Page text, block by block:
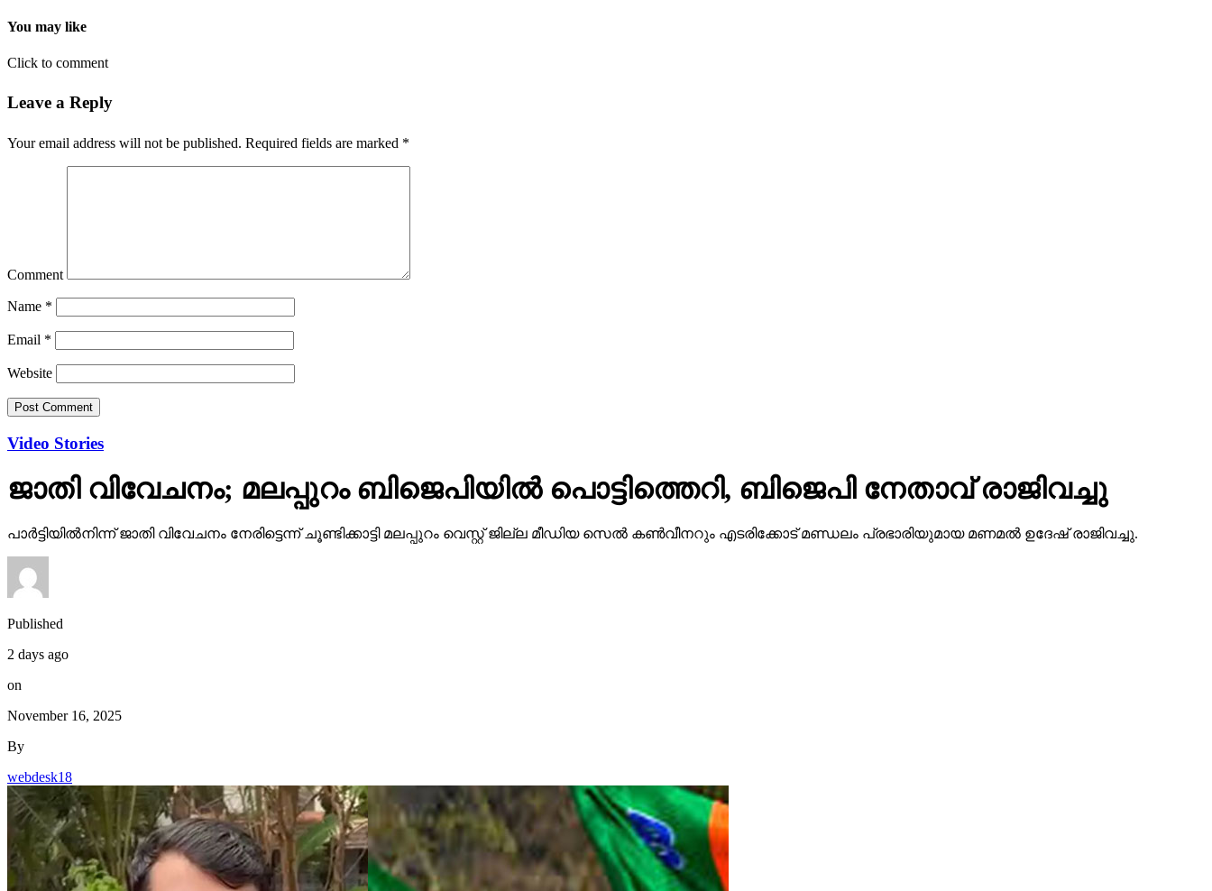
You may like
Click to comment
Leave a Reply
Your email address will not be published. Required fields are marked *
Comment
Name *
Email *
Website
Video Stories
ജാതി വിവേചനം; മലപ്പുറം ബിജെപിയില്‍ പൊട്ടിത്തെറി, ബിജെപി നേതാവ് രാജിവച്ചു
പാര്‍ട്ടിയില്‍നിന്ന് ജാതി വിവേചനം നേരിട്ടെന്ന് ചൂണ്ടിക്കാട്ടി മലപ്പുറം വെസ്റ്റ് ജില്ല മീഡിയ സെല്‍ കണ്‍വീനറും എടരിക്കോട് മണ്ഡലം പ്രഭാരിയുമായ മണമല്‍ ഉദേഷ് രാജിവച്ചു.
Published
2 days ago
on
November 16, 2025
By
webdesk18